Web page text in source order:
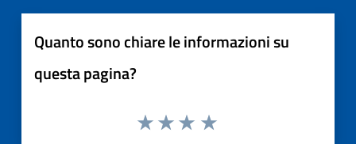
Quanto sono chiare le informazioni su
questa pagina?